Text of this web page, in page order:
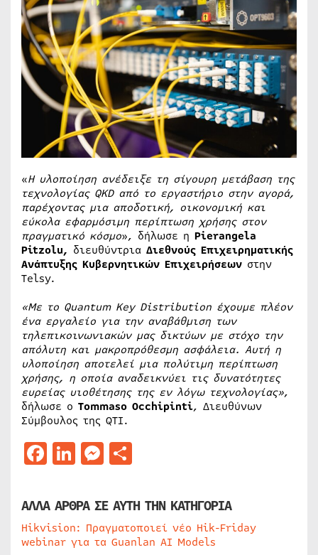
«Η υλοποίηση ανέδειξε τη σίγουρη μετάβαση της
τεχνολογίας QKD από το εργαστήριο στην αγορά,
παρέχοντας μια αποδοτική, οικονομική και
εύκολα εφαρμόσιμη περίπτωση χρήσης στον
πραγματικό κόσμο», δήλωσε η Pierangela
Pitzolu, διευθύντρια Διεθνούς Επιχειρηματικής
Ανάπτυξης Κυβερνητικών Επιχειρήσεων στην
Telsy.
«Με το Quantum Key Distribution έχουμε πλέον
ένα εργαλείο για την αναβάθμιση των
τηλεπικοινωνιακών μας δικτύων με στόχο την
απόλυτη και μακροπρόθεσμη ασφάλεια. Αυτή η
υλοποίηση αποτελεί μια πολύτιμη περίπτωση
χρήσης, η οποία αναδεικνύει τις δυνατότητες
ευρείας υιοθέτησης της εν λόγω τεχνολογίας»,
δήλωσε ο Tommaso Occhipinti, Διευθύνων
Σύμβουλος της QTI.
Facebook
LinkedIn
Messenger
ΑΛΛΑ ΑΡΘΡΑ ΣΕ ΑΥΤΗ ΤΗΝ ΚΑΤΗΓΟΡΙΑ
Hikvision: Πραγματοποιεί νέο Hik-Friday
webinar για τα Guanlan AI Models